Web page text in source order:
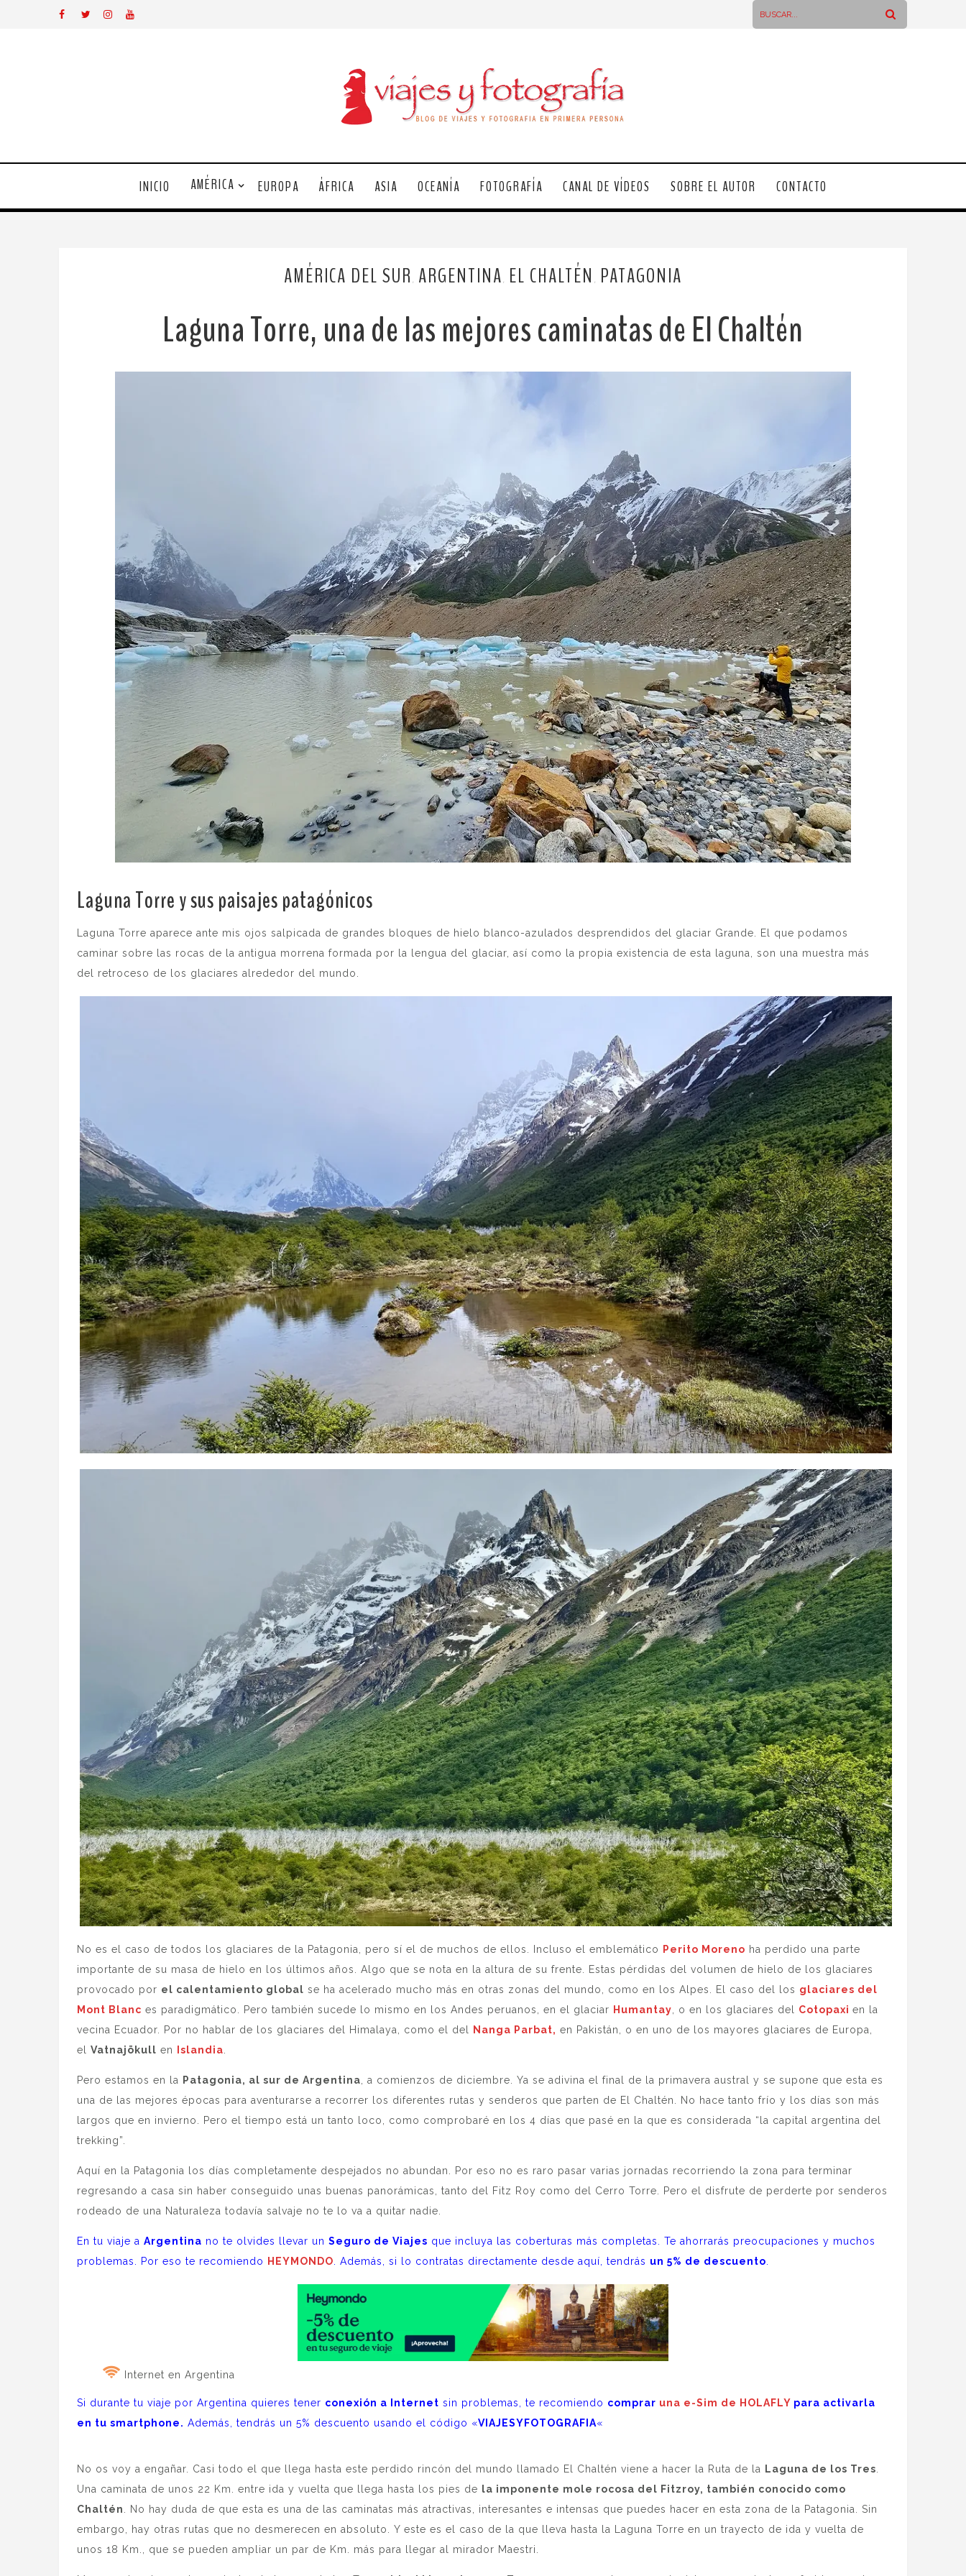
INICIO AMÉRICA EUROPA ÁFRICA ASIA OCEANÍA FOTOGRAFÍA CANAL DE VÍDEOS SOBRE EL AUTOR CONTACTO
AMÉRICA DEL SUR ARGENTINA EL CHALTÉN PATAGONIA
Laguna Torre, una de las mejores caminatas de El Chaltén
Laguna Torre y sus paisajes patagónicos
Laguna Torre aparece ante mis ojos salpicada de grandes bloques de hielo blanco-azulados desprendidos del glaciar Grande. El que podamos
caminar sobre las rocas de la antigua morrena formada por la lengua del glaciar, así como la propia existencia de esta laguna, son una muestra más
del retroceso de los glaciares alrededor del mundo.
No es el caso de todos los glaciares de la Patagonia, pero sí el de muchos de ellos. Incluso el emblemático Perito Moreno ha perdido una parte
importante de su masa de hielo en los últimos años. Algo que se nota en la altura de su frente. Estas pérdidas del volumen de hielo de los glaciares
provocado por el calentamiento global se ha acelerado mucho más en otras zonas del mundo, como en los Alpes. El caso del los glaciares del
Mont Blanc es paradigmático. Pero también sucede lo mismo en los Andes peruanos, en el glaciar Humantay , o en los glaciares del Cotopaxi en la
vecina Ecuador. Por no hablar de los glaciares del Himalaya, como el del
Nanga Parbat, en Pakistán, o en uno de los mayores glaciares de Europa,
el Vatnajökull en Islandia
Pero estamos en la Patagonia, al sur de Argentina , a comienzos de diciembre. Ya se adivina el final de la primavera austral y se supone que esta es
una de las mejores épocas para aventurarse a recorrer los diferentes rutas y senderos que parten de El Chaltén. No hace tanto frío y los días son más
largos que en invierno. Pero el tiempo está un tanto loco, como comprobaré en los 4 días que pasé en la que es considerada “la capital argentina del
trekking”.
Aquí en la Patagonia los días completamente despejados no abundan. Por eso no es raro pasar varias jornadas recorriendo la zona para terminar
regresando a casa sin haber conseguido unas buenas panorámicas, tanto del Fitz Roy como del Cerro Torre. Pero el disfrute de perderte por senderos
rodeado de una Naturaleza todavía salvaje no te lo va a quitar nadie.
En tu viaje a Argentina no te olvides llevar un Seguro de Viajes que incluya las coberturas más completas. Te ahorrarás preocupaciones y muchos
problemas. Por eso te recomiendo
HEYMONDO . Además, si lo contratas directamente desde aquí, tendrás un 5% de descuento
Internet en Argentina
Si durante tu viaje por Argentina quieres tener conexión a Internet sin problemas, te recomiendo comprar una e-Sim de HOLAFLY para activarla
en tu smartphone. Además, tendrás un 5% descuento usando el código «VIAJESYFOTOGRAFIA«
No os voy a engañar. Casi todo el que llega hasta este perdido rincón del mundo llamado El Chaltén viene a hacer la Ruta de la Laguna de los Tres
Una caminata de unos 22 Km. entre ida y vuelta que llega hasta los pies de la imponente mole rocosa del Fitzroy, también conocido como
Chaltén
. No hay duda de que esta es una de las caminatas más atractivas, interesantes e intensas que puedes hacer en esta zona de la Patagonia. Sin
embargo, hay otras rutas que no desmerecen en absoluto. Y este es el caso de la que lleva hasta la Laguna Torre en un trayecto de ida y vuelta de
unos 18 Km., que se pueden ampliar un par de Km. más para llegar al mirador Maestri.